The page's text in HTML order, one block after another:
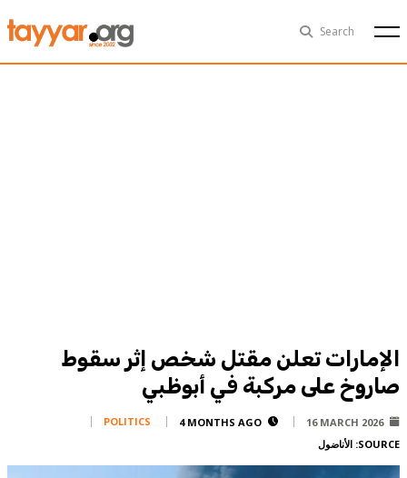
Search
Fri, Aug 7th 29°C
الإمارات تعلن مقتل شخص إثر سقوط
صاروخ على مركبة في أبوظبي
16 MARCH 2026
4 MONTHS AGO
POLITICS
SOURCE: الأناضول